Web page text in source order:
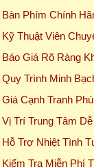
Bàn Phím Chính
Kỹ Thuật Viên
Báo Giá Rõ Ràng
Quy Trình Minh
Giá Cạnh Tranh
Vị Trí Trung Tâm
Hỗ Trợ Nhiệt Tình
Kiểm Tra Miễn Phí